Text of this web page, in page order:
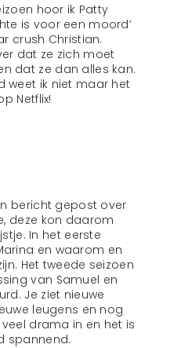
hoor ik Patty
is voor een moord’
crush Christian.
dat ze zich moet
dat ze dan alles kan.
weet ik niet maar het
Netflix!
bericht gepost over
deze kon daarom
In het eerste
en waarom en
Het tweede seizoen
van Samuel en
Je ziet nieuwe
leugens en nog
drama in en het is
spannend.